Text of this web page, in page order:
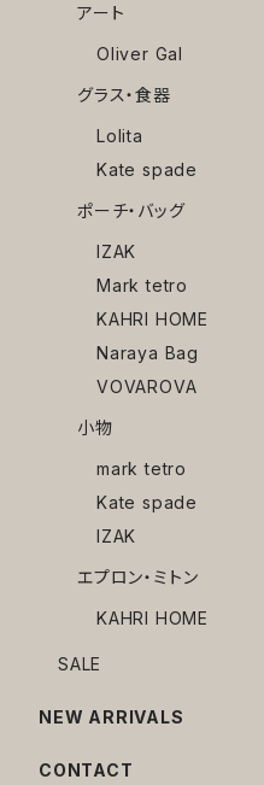
アート
Oliver Gal
グラス・食器
Lolita
Kate spade
ポーチ・バッグ
IZAK
Mark tetro
KAHRI HOME
Naraya Bag
VOVAROVA
小物
mark tetro
Kate spade
IZAK
エプロン・ミトン
KAHRI HOME
SALE
NEW ARRIVALS
CONTACT